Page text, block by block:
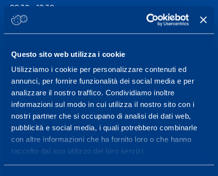
Questo sito web utilizza i cookie
Utilizziamo i cookie per personalizzare contenuti ed
annunci, per fornire funzionalità dei social media e per
analizzare il nostro traffico. Condividiamo inoltre
informazioni sul modo in cui utilizza il nostro sito con i
nostri partner che si occupano di analisi dei dati web,
pubblicità e social media, i quali potrebbero combinarle
con altre informazioni che ha fornito loro o che hanno
raccolto dal suo utilizzo dei loro servizi.
08.30 - 18.30
Centro servizi per l'alta
prestazione ed il
wellness.
Maggiori informazioni
Servizi
Servizi Medici
Test di valutazione